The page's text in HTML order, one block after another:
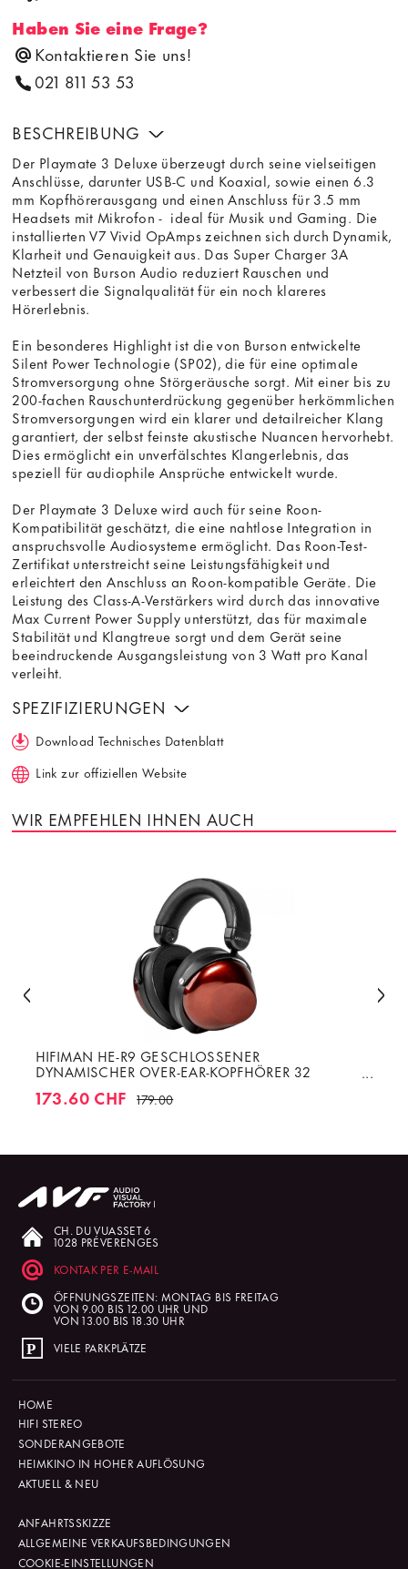
Haben Sie eine Frage?
Kontaktieren Sie uns!
021 811 53 53
BESCHREIBUNG
Der Playmate 3 Deluxe überzeugt durch seine vielseitigen
Anschlüsse, darunter USB-C und Koaxial, sowie einen 6.3
mm Kopfhörerausgang und einen Anschluss für 3.5 mm
Headsets mit Mikrofon - ideal für Musik und Gaming. Die
installierten V7 Vivid OpAmps zeichnen sich durch Dynamik,
Klarheit und Genauigkeit aus. Das Super Charger 3A
Netzteil von Burson Audio reduziert Rauschen und
verbessert die Signalqualität für ein noch klareres
Hörerlebnis.
Ein besonderes Highlight ist die von Burson entwickelte
Silent Power Technologie (SP02), die für eine optimale
Stromversorgung ohne Störgeräusche sorgt. Mit einer bis zu
200-fachen Rauschunterdrückung gegenüber herkömmlichen
Stromversorgungen wird ein klarer und detailreicher Klang
garantiert, der selbst feinste akustische Nuancen hervorhebt.
Dies ermöglicht ein unverfälschtes Klangerlebnis, das
speziell für audiophile Ansprüche entwickelt wurde.
Der Playmate 3 Deluxe wird auch für seine Roon-
Kompatibilität geschätzt, die eine nahtlose Integration in
anspruchsvolle Audiosysteme ermöglicht. Das Roon-Test-
Zertifikat unterstreicht seine Leistungsfähigkeit und
erleichtert den Anschluss an Roon-kompatible Geräte. Die
Leistung des Class-A-Verstärkers wird durch das innovative
Max Current Power Supply unterstützt, das für maximale
Stabilität und Klangtreue sorgt und dem Gerät seine
beeindruckende Ausgangsleistung von 3 Watt pro Kanal
verleiht.
SPEZIFIZIERUNGEN
Download Technisches Datenblatt
Link zur offiziellen Website
WIR EMPFEHLEN IHNEN AUCH
HIFIMAN HE-R9 GESCHLOSSENER
DYNAMISCHER OVER-EAR-KOPFHÖRER 32
173.60 CHF 179.00
CH. DU VUASSET 6
1028 PRÉVERENGES
KONTAK PER E-MAIL
ÖFFNUNGSZEITEN: MONTAG BIS FREITAG
VON 9.00 BIS 12.00 UHR UND
VON 13.00 BIS 18.30 UHR
VIELE PARKPLÄTZE
HOME
HIFI STEREO
SONDERANGEBOTE
HEIMKINO IN HOHER AUFLÖSUNG
AKTUELL & NEU
ANFAHRTSSKIZZE
ALLGEMEINE VERKAUFSBEDINGUNGEN
COOKIE-EINSTELLUNGEN